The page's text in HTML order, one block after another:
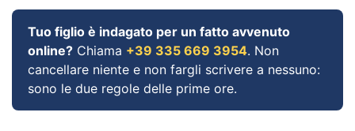
Tuo figlio è indagato per un fatto avvenuto
online? Chiama +39 335 669 3954. Non
cancellare niente e non fargli scrivere a nessuno:
sono le due regole delle prime ore.